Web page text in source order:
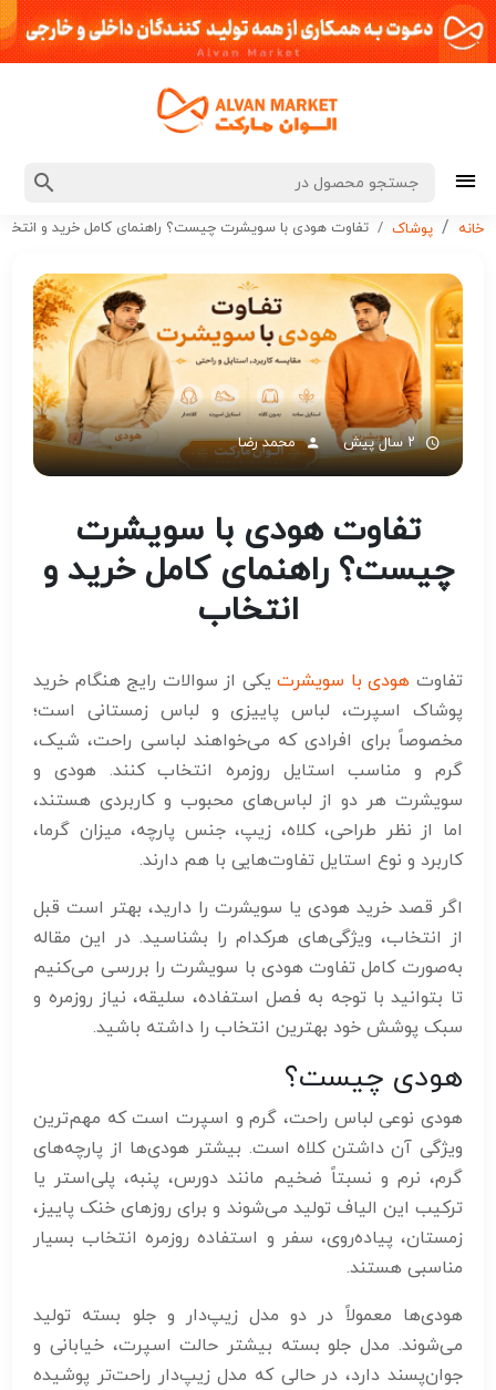
خانه پوشاک تفاوت هودی با سویشرت چیست؟ راهنمای کامل خرید و
۲ سال پیش محمد رضا
تفاوت هودی با سویشرت
چیست؟ راهنمای کامل خرید و
انتخاب
تفاوت هودی با سویشرت یکی از سوالات رایج هنگام خرید
پوشاک اسپرت، لباس پاییزی و لباس زمستانی است؛
مخصوصاً برای افرادی که می‌خواهند لباسی راحت، شیک،
گرم و مناسب استایل روزمره انتخاب کنند. هودی و
سویشرت هر دو از لباس‌های محبوب و کاربردی هستند،
اما از نظر طراحی، کلاه، زیپ، جنس پارچه، میزان گرما،
کاربرد و نوع استایل تفاوت‌هایی با هم دارند.
اگر قصد خرید هودی یا سویشرت را دارید، بهتر است قبل
از انتخاب، ویژگی‌های هرکدام را بشناسید. در این مقاله
به‌صورت کامل تفاوت هودی با سویشرت را بررسی می‌کنیم
تا بتوانید با توجه به فصل استفاده، سلیقه، نیاز روزمره و
سبک پوشش خود بهترین انتخاب را داشته باشید.
هودی چیست؟
هودی نوعی لباس راحت، گرم و اسپرت است که مهم‌ترین
ویژگی آن داشتن کلاه است. بیشتر هودی‌ها از پارچه‌های
گرم، نرم و نسبتاً ضخیم مانند دورس، پنبه، پلی‌استر یا
ترکیب این الیاف تولید می‌شوند و برای روزهای خنک پاییز،
زمستان، پیاده‌روی، سفر و استفاده روزمره انتخاب بسیار
مناسبی هستند.
هودی‌ها معمولاً در دو مدل زیپ‌دار و جلو بسته تولید
می‌شوند. مدل جلو بسته بیشتر حالت اسپرت، خیابانی و
جوان‌پسند دارد، در حالی که مدل زیپ‌دار راحت‌تر پوشیده